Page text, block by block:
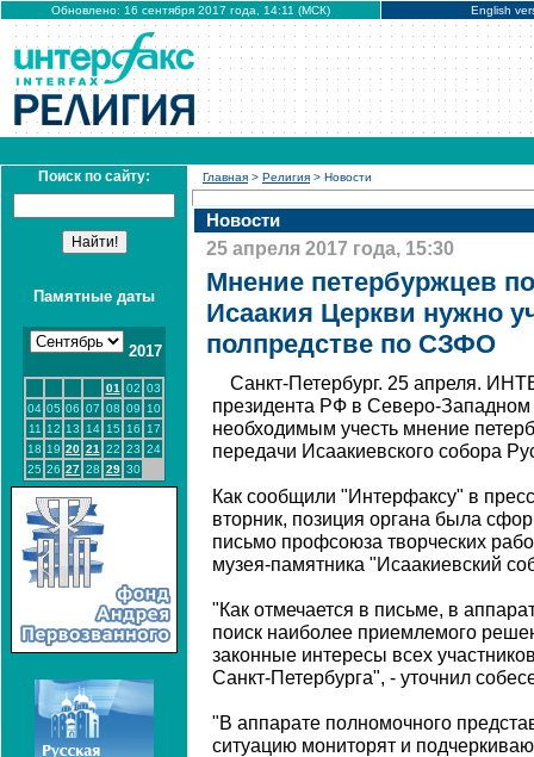
Обновлено: 16 сентября 2017 года, 14:11 (МСК) English
Поиск по сайту:
Памятные даты
2017
01 02 03
04 05 06 07 08 09
10
11
12 13 14 15 16
17
18 19 20 21 22 23 24
25 26 27 28 29 30
Главная > Религия > Новости
Новости
25 апреля 2017 года, 15:30
Мнение петербуржцев
Исаакия Церкви нужно
полпредстве по СЗФО
Санкт-Петербург. 25 апреля.
президента РФ в Северо-
необходимым учесть мнение
передачи Исаакиевского собора
Как сообщили "Интерфаксу" в
вторник, позиция органа была
письмо профсоюза творческих
музея-памятника "Исаакиевский
"Как отмечается в письме, в
поиск наиболее приемлемого
законные интересы всех
Санкт-Петербурга", - уточнил
"В аппарате полномочного
ситуацию мониторят и